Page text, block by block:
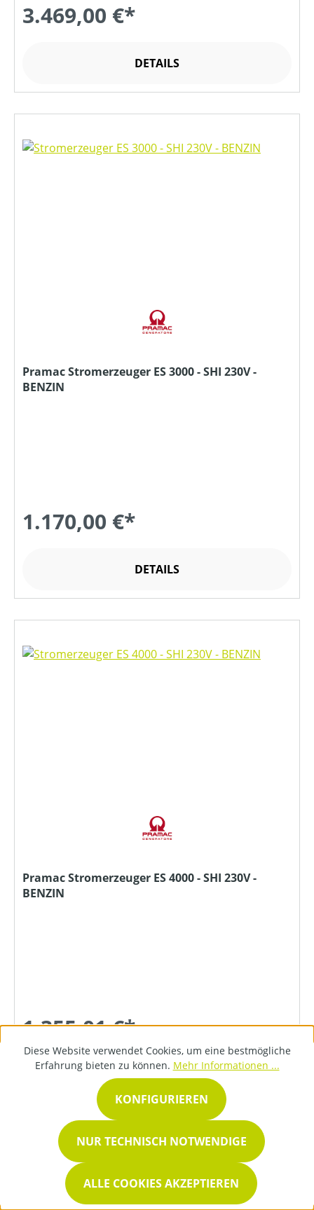
3.469,00 €*
DETAILS
Pramac Stromerzeuger ES 3000 - SHI 230V -
BENZIN
1.170,00 €*
DETAILS
Pramac Stromerzeuger ES 4000 - SHI 230V -
BENZIN
1.355,01 €*
DETAILS
Diese Website verwendet Cookies, um eine bestmögliche
Erfahrung bieten zu können. Mehr Informationen ...
NUR TECHNISCH NOTWENDIGE
KONFIGURIEREN
ALLE COOKIES AKZEPTIEREN